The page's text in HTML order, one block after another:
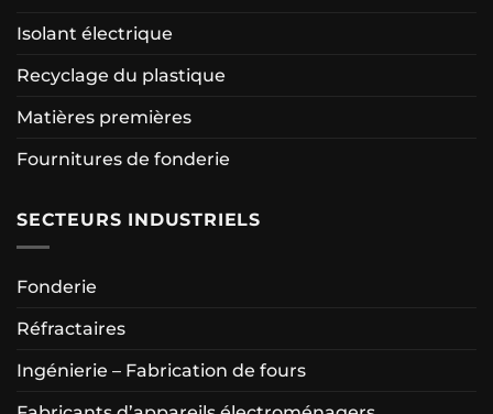
Isolant électrique
Recyclage du plastique
Matières premières
Fournitures de fonderie
SECTEURS INDUSTRIELS
Fonderie
Réfractaires
Ingénierie – Fabrication de fours